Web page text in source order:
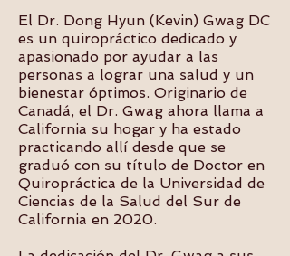
El Dr. Dong Hyun (Kevin) Gwag DC
es un quiropráctico dedicado y
apasionado por ayudar a las
personas a lograr una salud y un
bienestar óptimos. Originario de
Canadá, el Dr. Gwag ahora llama a
California su hogar y ha estado
practicando allí desde que se
graduó con su título de Doctor en
Quiropráctica de la Universidad de
Ciencias de la Salud del Sur de
California en 2020.